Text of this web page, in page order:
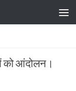
को आंदोलन।